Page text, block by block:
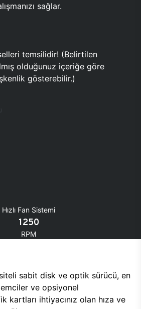
sağlar.
temsilidir! (Belirtilen
olduğunuz içeriğe göre
gösterebilir.)
Hızlı Fan Sistemi
1250
RPM
sabit disk ve optik sürücü, en
ve opsiyonel
kartları ihtiyacınız olan hıza ve